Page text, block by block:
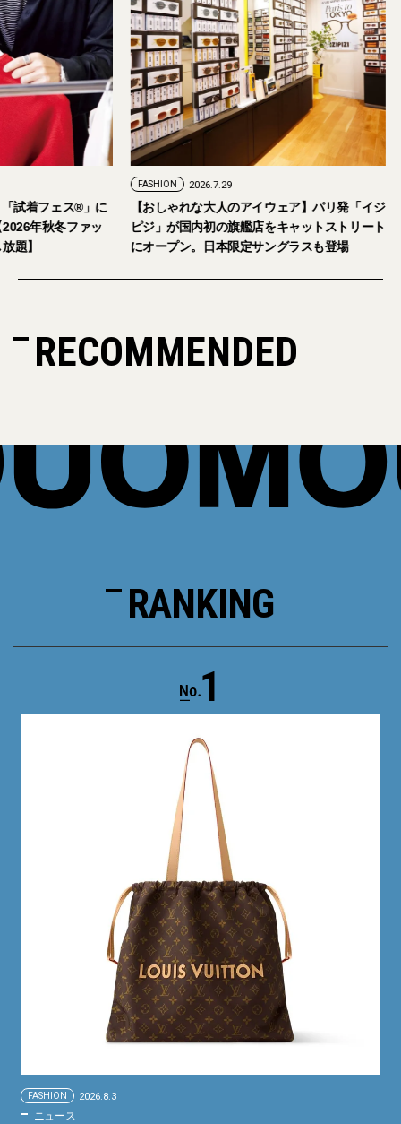
試着フェス®︎」に
年秋冬ファッ
題】
FASHION 2026.7.29
【おしゃれな大人のアイウェア】パリ発「イジ
ピジ」が国内初の旗艦店をキャットストリート
にオープン。日本限定サングラスも登場
RECOMMENDED
RANKING
1
FASHION 2026.8.3
ニュース